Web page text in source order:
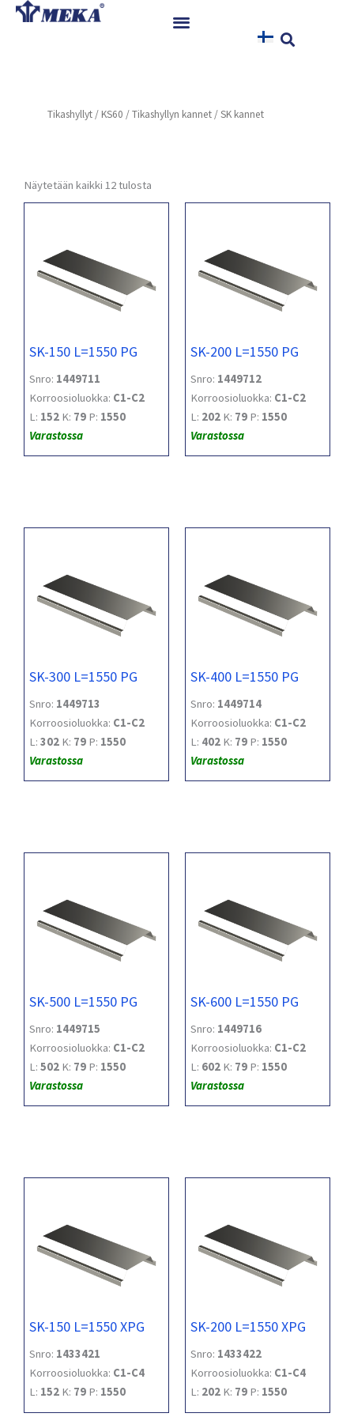
Siirry
Referenssit
Yhteystiedot
Tikashyllyt / KS60 /Tikashyllyn kannet / SK kannet
Näytetään kaikki 12 tulosta
SK-150 L=1550 PG
Snro: 1449711
Korroosioluokka: C1-C2
L: 152 K: 79 P: 1550
Varastossa
SK-200 L=1550 PG
Snro: 1449712
Korroosioluokka: C1-C2
L: 202 K: 79 P: 1550
Varastossa
SK-300 L=1550 PG
Snro: 1449713
Korroosioluokka: C1-C2
L: 302 K: 79 P: 1550
Varastossa
SK-400 L=1550 PG
Snro: 1449714
Korroosioluokka: C1-C2
L: 402 K: 79 P: 1550
Varastossa
SK-500 L=1550 PG
Snro: 1449715
Korroosioluokka: C1-C2
L: 502 K: 79 P: 1550
Varastossa
SK-600 L=1550 PG
Snro: 1449716
Korroosioluokka: C1-C2
L: 602 K: 79 P: 1550
Varastossa
SK-150 L=1550 XPG
Snro: 1433421
Korroosioluokka: C1-C4
L: 152 K: 79 P: 1550
SK-200 L=1550 XPG
Snro: 1433422
Korroosioluokka: C1-C4
L: 202 K: 79 P: 1550